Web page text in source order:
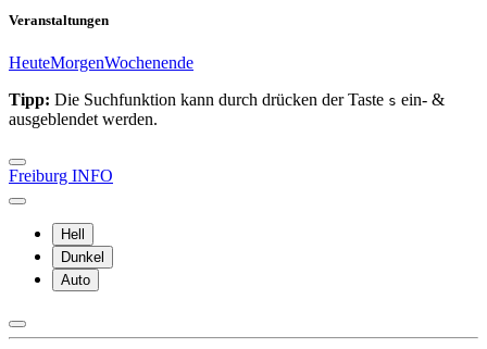
Veranstaltungen
HeuteMorgenWochenende
Tipp: Die Suchfunktion kann durch drücken der Taste s ein- &
ausgeblendet werden.
Freiburg INFO
Hell
Dunkel
Auto